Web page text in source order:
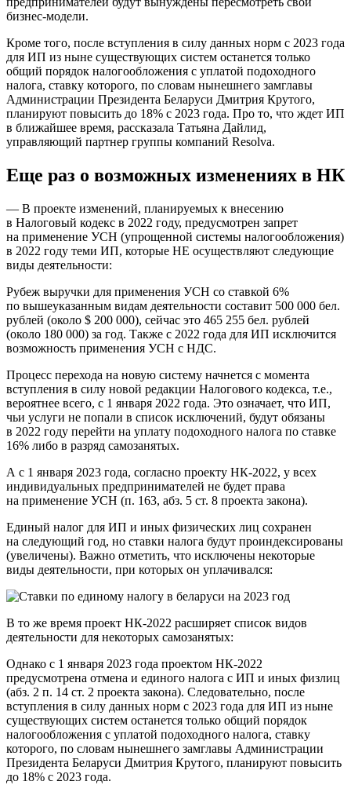
бизнес-модели.
Кроме того, после вступления в силу данных норм с 2023 года
для ИП из ныне существующих систем останется только
общий порядок налогообложения с уплатой подоходного
налога, ставку которого, по словам нынешнего замглавы
Администрации Президента Беларуси Дмитрия Крутого,
планируют повысить до 18% с 2023 года. Про то, что ждет ИП
в ближайшее время, рассказала Татьяна Дайлид,
управляющий партнер группы компаний Resolva.
Еще раз о возможных изменениях в НК
— В проекте изменений, планируемых к внесению
в Налоговый кодекс в 2022 году, предусмотрен запрет
на применение УСН (упрощенной системы налогообложения)
в 2022 году теми ИП, которые НЕ осуществляют следующие
виды деятельности:
Рубеж выручки для применения УСН со ставкой 6%
по вышеуказанным видам деятельности составит 500 000 бел.
рублей (около $ 200 000), сейчас это 465 255 бел. рублей
(около 180 000) за год. Также с 2022 года для ИП исключится
возможность применения УСН с НДС.
Процесс перехода на новую систему начнется с момента
вступления в силу новой редакции Налогового кодекса, т.е.,
вероятнее всего, с 1 января 2022 года. Это означает, что ИП,
чьи услуги не попали в список исключений, будут обязаны
в 2022 году перейти на уплату подоходного налога по ставке
16% либо в разряд самозанятых.
А с 1 января 2023 года, согласно проекту НК-2022, у всех
индивидуальных предпринимателей не будет права
на применение УСН (п. 163, абз. 5 ст. 8 проекта закона).
Единый налог для ИП и иных физических лиц сохранен
на следующий год, но ставки налога будут проиндексированы
(увеличены). Важно отметить, что исключены некоторые
виды деятельности, при которых он уплачивался:
В то же время проект НК-2022 расширяет список видов
деятельности для некоторых самозанятых:
Однако с 1 января 2023 года проектом НК-2022
предусмотрена отмена и единого налога с ИП и иных физлиц
(абз. 2 п. 14 ст. 2 проекта закона). Следовательно, после
вступления в силу данных норм с 2023 года для ИП из ныне
существующих систем останется только общий порядок
налогообложения с уплатой подоходного налога, ставку
которого, по словам нынешнего замглавы Администрации
Президента Беларуси Дмитрия Крутого, планируют повысить
до 18% с 2023 года.